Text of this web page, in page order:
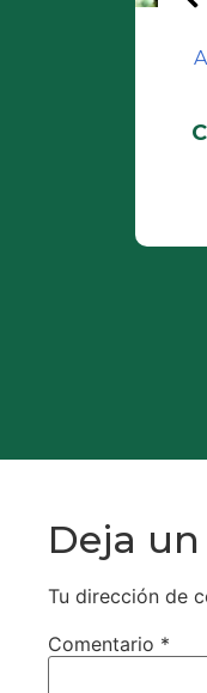
Deja
Tu dirección de
Comentario *